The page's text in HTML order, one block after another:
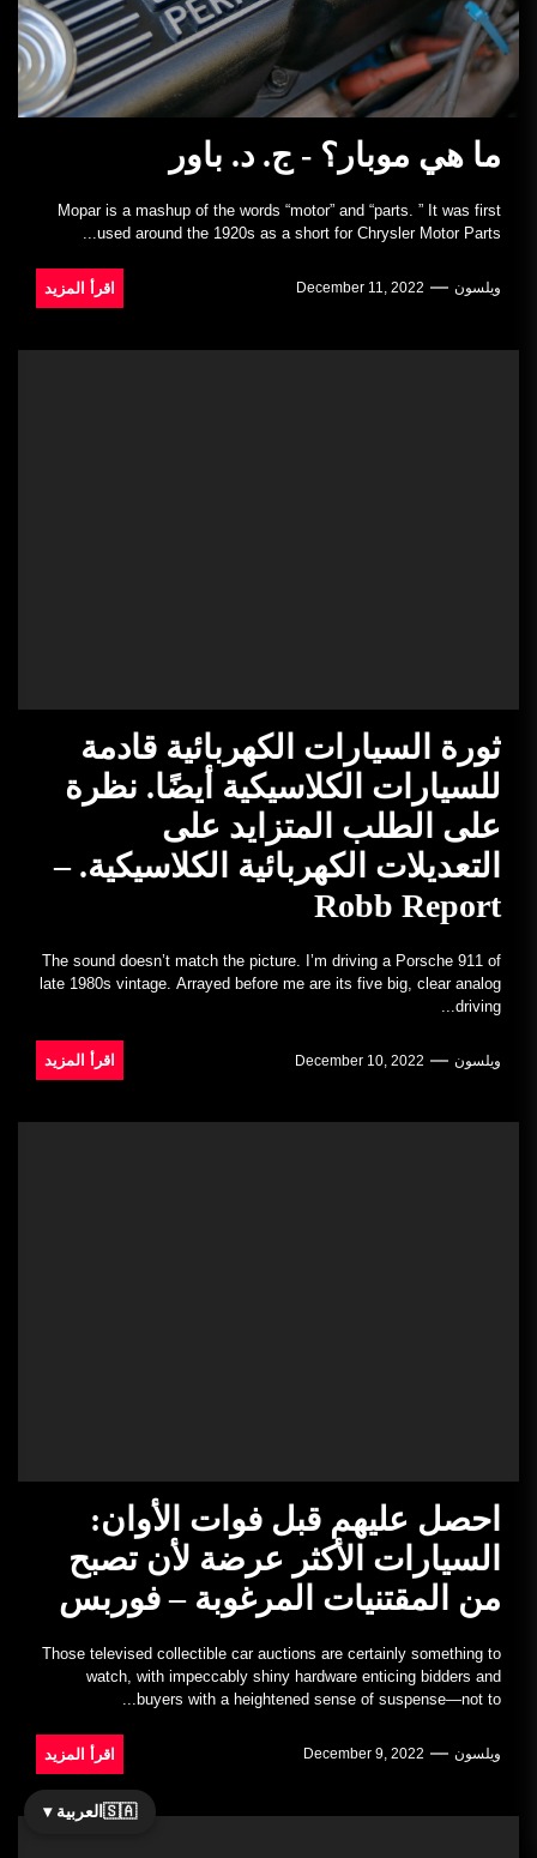
ما هي موبار؟ - ج. د. باور
Mopar is a mashup of the words “motor” and “parts. ” It was first
used around the 1920s as a short for Chrysler Motor Parts...
ويلسون December 11, 2022 اقرأ المزيد
ثورة السيارات الكهربائية قادمة
للسيارات الكلاسيكية أيضًا. نظرة
على الطلب المتزايد على
التعديلات الكهربائية الكلاسيكية. –
Robb Report
The sound doesn’t match the picture. I’m driving a Porsche 911 of
late 1980s vintage. Arrayed before me are its five big, clear analog
driving...
ويلسون December 10, 2022 اقرأ المزيد
احصل عليهم قبل فوات الأوان:
السيارات الأكثر عرضة لأن تصبح
من المقتنيات المرغوبة – فوربس
Those televised collectible car auctions are certainly something to
watch, with impeccably shiny hardware enticing bidders and
buyers with a heightened sense of suspense—not to...
ويلسون December 9, 2022 اقرأ المزيد
🇸🇦 العربية ▾